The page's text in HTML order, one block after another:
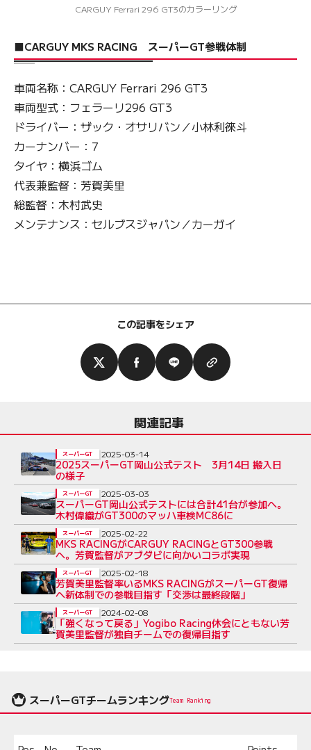
CARGUY Ferrari 296 GT3のカラーリング
■CARGUY MKS RACING スーパーGT参戦体制
車両名称：CARGUY Ferrari 296 GT3
車両型式：フェラーリ296 GT3
ドライバー：ザック・オサリバン／小林利徠斗
カーナンバー：7
タイヤ：横浜ゴム
代表兼監督：芳賀美里
総監督：木村武史
メンテナンス：セルブスジャパン／カーガイ
この記事をシェア
関連記事
2025スーパーGT岡山公式テスト 3月14日 搬入日
の様子
スーパーGT 2025-03-14
スーパーGT岡山公式テストには合計41台が参加へ。
木村偉織がGT300のマッハ車検MC86に
スーパーGT 2025-03-03
MKS RACINGがCARGUY RACINGとGT300参戦
へ。芳賀監督がアブダビに向かいコラボ実現
スーパーGT 2025-02-22
芳賀美里監督率いるMKS RACINGがスーパーGT復帰
へ新体制での参戦目指す「交渉は最終段階」
スーパーGT 2025-02-18
「強くなって戻る」Yogibo Racing休会にともない芳
賀美里監督が独自チームでの復帰目指す
スーパーGT 2024-02-08
スーパーGTチームランキングTeam Ranking